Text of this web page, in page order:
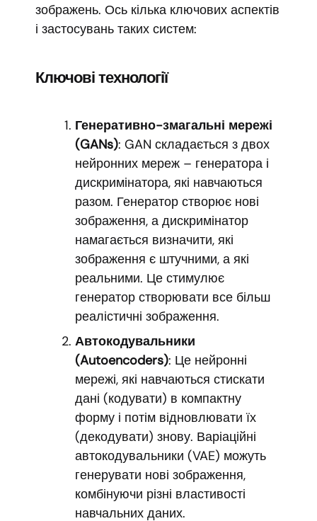
зображень. Ось кілька ключових аспектів
і застосувань таких систем:
Ключові технології
Генеративно-змагальні мережі
(GANs): GAN складається з двох
нейронних мереж – генератора і
дискримінатора, які навчаються
разом. Генератор створює нові
зображення, а дискримінатор
намагається визначити, які
зображення є штучними, а які
реальними. Це стимулює
генератор створювати все більш
реалістичні зображення.
Автокодувальники
(Autoencoders): Це нейронні
мережі, які навчаються стискати
дані (кодувати) в компактну
форму і потім відновлювати їх
(декодувати) знову. Варіаційні
автокодувальники (VAE) можуть
генерувати нові зображення,
комбінуючи різні властивості
навчальних даних.